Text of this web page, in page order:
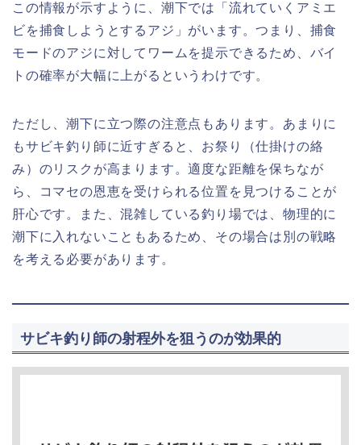
この情報が示すように、潮下では「流れていくアミエ
ビを捕食しようとするアジ」がいます。つまり、捕食
モードのアジに対してワームを提示できるため、バイ
トの確率が大幅に上がるというわけです。
ただし、潮下に立つ際の注意点もあります。あまりに
もサビキ釣り師に近すぎると、お祭り（仕掛けの絡
み）のリスクが高まります。適度な距離を保ちなが
ら、コマセの恩恵を受けられる位置を見つけることが
肝心です。また、混雑している釣り場では、物理的に
潮下に入れないこともあるため、その場合は別の戦略
を考える必要があります。
サビキ釣り師の射程外を狙うのが効果的